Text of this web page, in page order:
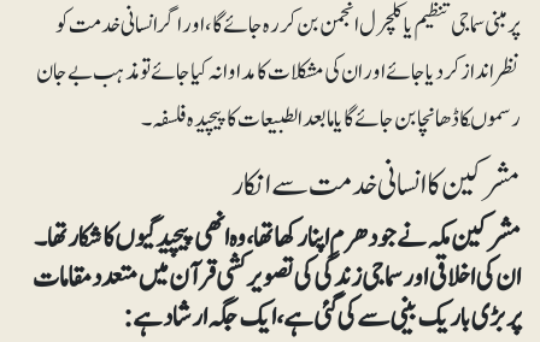
پر مبنی سماجی تنظیم یا کلچرل انجمن بن کر رہ جائے گا، اور اگر انسانی خدمت کو
نظراندازکردیاجائے اور ان کی مشکلات کا مداوا نہ کیا جائے تو مذہب بے جان
رسموںکا ڈھانچا بن جائے گا یا مابعد الطبیعات کا پیچیدہ فلسفہ۔
مشرکین کا انسانی خدمت سے انکار
مشرکین مکہ نے جو دھرم اپنا رکھا تھا، وہ انھی پیچیدگیوں کا شکار تھا ۔
ان کی اخلاقی اور سماجی زندگی کی تصویر کشی قرآن میں متعدد مقامات
پر بڑی باریک بینی سے کی گئی ہے، ایک جگہ ارشاد ہے :